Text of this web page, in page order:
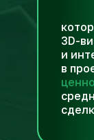
3D-
и
в